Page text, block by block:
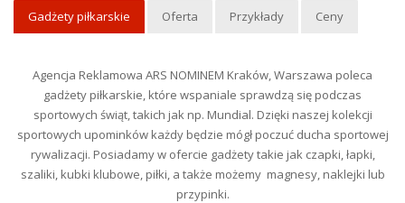
Gadżety piłkarskie Oferta Przykłady Ceny
Agencja Reklamowa ARS NOMINEM Kraków, Warszawa poleca
gadżety piłkarskie, które wspaniale sprawdzą się podczas
sportowych świąt, takich jak np. Mundial. Dzięki naszej kolekcji
sportowych upominków każdy będzie mógł poczuć ducha sportowej
rywalizacji. Posiadamy w ofercie gadżety takie jak czapki, łapki,
szaliki, kubki klubowe, piłki, a także możemy magnesy, naklejki lub
przypinki.